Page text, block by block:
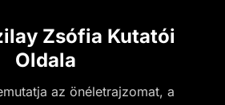
Zsófia Kutatói
Oldala
az önéletrajzomat, a